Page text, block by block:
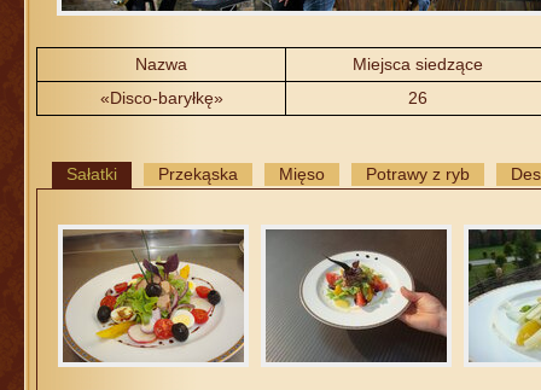
Nazwa
Miejsca siedzące
«Disco-baryłkę»
26
Sałatki Przekąska Mięso Potrawy z ryb